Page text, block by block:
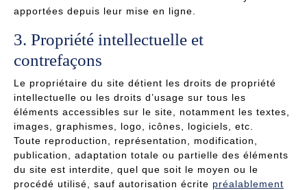
apportées depuis leur mise en ligne.
3. Propriété intellectuelle et
contrefaçons
Le propriétaire du site détient les droits de propriété
intellectuelle ou les droits d’usage sur tous les
éléments accessibles sur le site, notamment les textes,
images, graphismes, logo, icônes, logiciels, etc.
Toute reproduction, représentation, modification,
publication, adaptation totale ou partielle des éléments
du site est interdite, quel que soit le moyen ou le
procédé utilisé, sauf autorisation écrite préalablement